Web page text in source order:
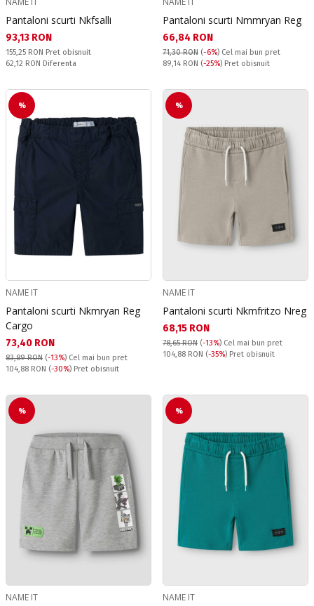
Pantaloni scurti Nkfsalli
Текуща цена:
93,13 RON
Pret obisnuit:
155,25 RON Pret obisnuit
Спестявате:
62,12 RON Diferenta
Pantaloni scurti Nmmryan Reg
Текуща цена:
66,84 RON
71,30 RON (-6%) Cel mai bun pret
Pret obisnuit:
89,14 RON (-25%) Pret obisnuit
%
NAME IT
Pantaloni scurti Nkmryan Reg
Cargo
Текуща цена:
73,40 RON
83,89 RON (-13%) Cel mai bun pret
Pret obisnuit:
104,88 RON (-30%) Pret obisnuit
%
NAME IT
Pantaloni scurti Nkmfritzo Nreg
Текуща цена:
68,15 RON
78,65 RON (-13%) Cel mai bun pret
Pret obisnuit:
104,88 RON (-35%) Pret obisnuit
%
NAME IT
%
NAME IT